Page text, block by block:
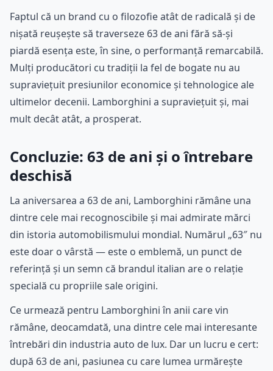
Faptul că un brand cu o filozofie atât de radicală și de
nișată reușește să traverseze 63 de ani fără să-și
piardă esența este, în sine, o performanță remarcabilă.
Mulți producători cu tradiții la fel de bogate nu au
supraviețuit presiunilor economice și tehnologice ale
ultimelor decenii. Lamborghini a supraviețuit și, mai
mult decât atât, a prosperat.
Concluzie: 63 de ani și o întrebare
deschisă
La aniversarea a 63 de ani, Lamborghini rămâne una
dintre cele mai recognoscibile și mai admirate mărci
din istoria automobilismului mondial. Numărul „63″ nu
este doar o vârstă — este o emblemă, un punct de
referință și un semn că brandul italian are o relație
specială cu propriile sale origini.
Ce urmează pentru Lamborghini în anii care vin
rămâne, deocamdată, una dintre cele mai interesante
întrebări din industria auto de lux. Dar un lucru e cert:
după 63 de ani, pasiunea cu care lumea urmărește